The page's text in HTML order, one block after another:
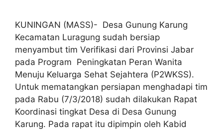
KUNINGAN (MASS)- Desa Gunung Karung
Kecamatan Luragung sudah bersiap
menyambut tim Verifikasi dari Provinsi Jabar
pada Program Peningkatan Peran Wanita
Menuju Keluarga Sehat Sejahtera (P2WKSS).
Untuk mematangkan persiapan menghadapi tim
pada Rabu (7/3/2018) sudah dilakukan Rapat
Koordinasi tingkat Desa di Desa Gunung
Karung. Pada rapat itu dipimpin oleh Kabid